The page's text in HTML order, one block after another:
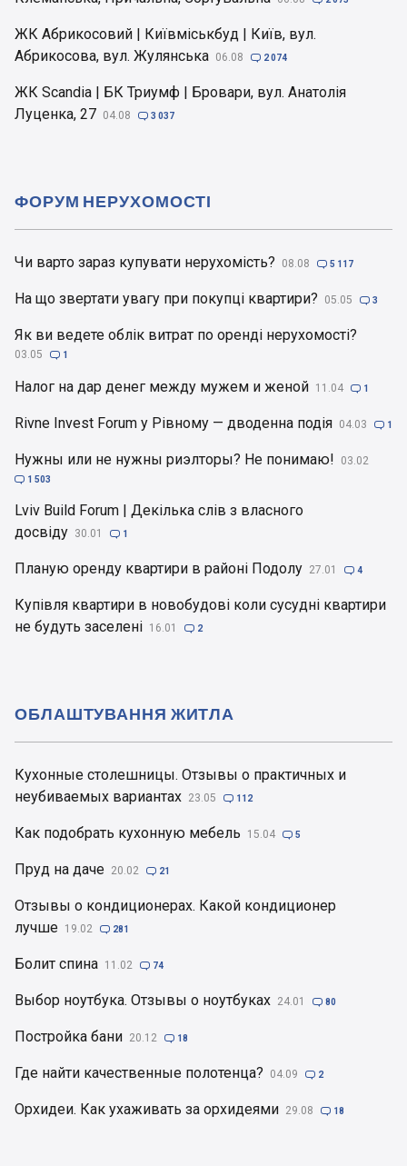
ЖК Абрикосовий | Київміськбуд | Київ, вул.
Абрикосова, вул. Жулянська 06.08  2 074
ЖК Scandia | БК Триумф | Бровари, вул. Анатолія
Луценка, 27 04.08  3 037
Чи варто зараз купувати нерухомість? 08.08  5 117
На що звертати увагу при покупці квартири? 05.05  3
Як ви ведете облік витрат по оренді нерухомості?
03.05  1
Налог на дар денег между мужем и женой 11.04  1
Rivne Invest Forum у Рівному — дводенна подія 04.03  1
Нужны или не нужны риэлторы? Не понимаю! 03.02
 1 503
Lviv Build Forum | Декілька слів з власного
досвіду 30.01  1
Планую оренду квартири в районі Подолу 27.01  4
Купівля квартири в новобудові коли сусудні квартири
не будуть заселені 16.01  2
ФОРУМ НЕРУХОМОСТІ
Кухонные столешницы. Отзывы о практичных и
неубиваемых вариантах 23.05  112
Как подобрать кухонную мебель 15.04  5
Пруд на даче 20.02  21
Отзывы о кондиционерах. Какой кондиционер
лучше 19.02  281
Болит спина 11.02  74
Выбор ноутбука. Отзывы о ноутбуках 24.01  80
Постройка бани 20.12  18
Где найти качественные полотенца? 04.09  2
Орхидеи. Как ухаживать за орхидеями 29.08  18
ОБЛАШТУВАННЯ ЖИТЛА